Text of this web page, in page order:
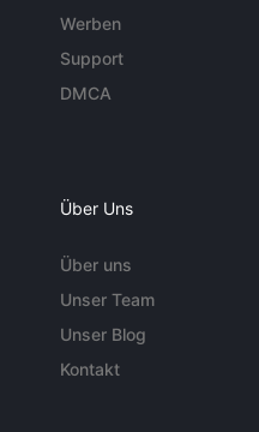
Werben
Support
DMCA
Über Uns
Über uns
Unser Team
Unser Blog
Kontakt